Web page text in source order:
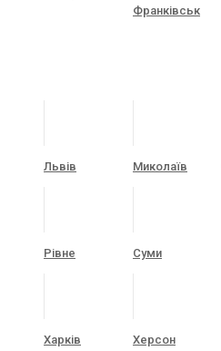
Франківськ
Львів Миколаїв
Рівне Суми
Харків Херсон